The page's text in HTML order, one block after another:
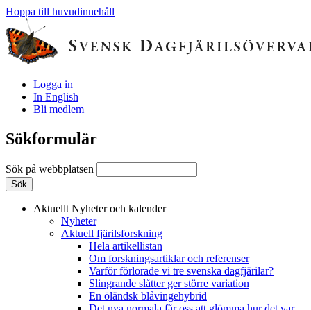
Hoppa till huvudinnehåll
Logga in
In English
Bli medlem
Sökformulär
Sök på webbplatsen
Aktuellt Nyheter och kalender
Nyheter
Aktuell fjärilsforskning
Hela artikellistan
Om forskningsartiklar och referenser
Varför förlorade vi tre svenska dagfjärilar?
Slingrande slåtter ger större variation
En öländsk blåvingehybrid